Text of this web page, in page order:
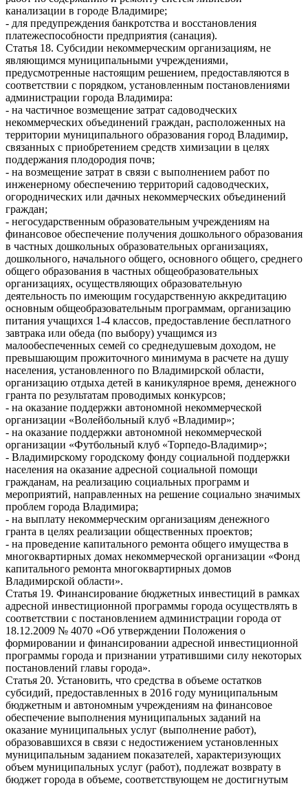
канализации в городе Владимире;
- для предупреждения банкротства и восстановления
платежеспособности предприятия (санация).
Статья 18. Субсидии некоммерческим организациям, не
являющимся муниципальными учреждениями,
предусмотренные настоящим решением, предоставляются в
соответствии с порядком, установленным постановлениями
администрации города Владимира:
- на частичное возмещение затрат садоводческих
некоммерческих объединений граждан, расположенных на
территории муниципального образования город Владимир,
связанных с приобретением средств химизации в целях
поддержания плодородия почв;
- на возмещение затрат в связи с выполнением работ по
инженерному обеспечению территорий садоводческих,
огороднических или дачных некоммерческих объединений
граждан;
- негосударственным образовательным учреждениям на
финансовое обеспечение получения дошкольного образования
в частных дошкольных образовательных организациях,
дошкольного, начального общего, основного общего, среднего
общего образования в частных общеобразовательных
организациях, осуществляющих образовательную
деятельность по имеющим государственную аккредитацию
основным общеобразовательным программам, организацию
питания учащихся 1-4 классов, предоставление бесплатного
завтрака или обеда (по выбору) учащимся из
малообеспеченных семей со среднедушевым доходом, не
превышающим прожиточного минимума в расчете на душу
населения, установленного по Владимирской области,
организацию отдыха детей в каникулярное время, денежного
гранта по результатам проводимых конкурсов;
- на оказание поддержки автономной некоммерческой
организации «Волейбольный клуб «Владимир»;
- на оказание поддержки автономной некоммерческой
организации «Футбольный клуб «Торпедо-Владимир»;
- Владимирскому городскому фонду социальной поддержки
населения на оказание адресной социальной помощи
гражданам, на реализацию социальных программ и
мероприятий, направленных на решение социально значимых
проблем города Владимира;
- на выплату некоммерческим организациям денежного
гранта в целях реализации общественных проектов;
- на проведение капитального ремонта общего имущества в
многоквартирных домах некоммерческой организации «Фонд
капитального ремонта многоквартирных домов
Владимирской области».
Статья 19. Финансирование бюджетных инвестиций в рамках
адресной инвестиционной программы города осуществлять в
соответствии с постановлением администрации города от
18.12.2009 № 4070 «Об утверждении Положения о
формировании и финансировании адресной инвестиционной
программы города и признании утратившими силу некоторых
постановлений главы города».
Статья 20. Установить, что средства в объеме остатков
субсидий, предоставленных в 2016 году муниципальным
бюджетным и автономным учреждениям на финансовое
обеспечение выполнения муниципальных заданий на
оказание муниципальных услуг (выполнение работ),
образовавшихся в связи с недостижением установленных
муниципальным заданием показателей, характеризующих
объем муниципальных услуг (работ), подлежат возврату в
бюджет города в объеме, соответствующем не достигнутым